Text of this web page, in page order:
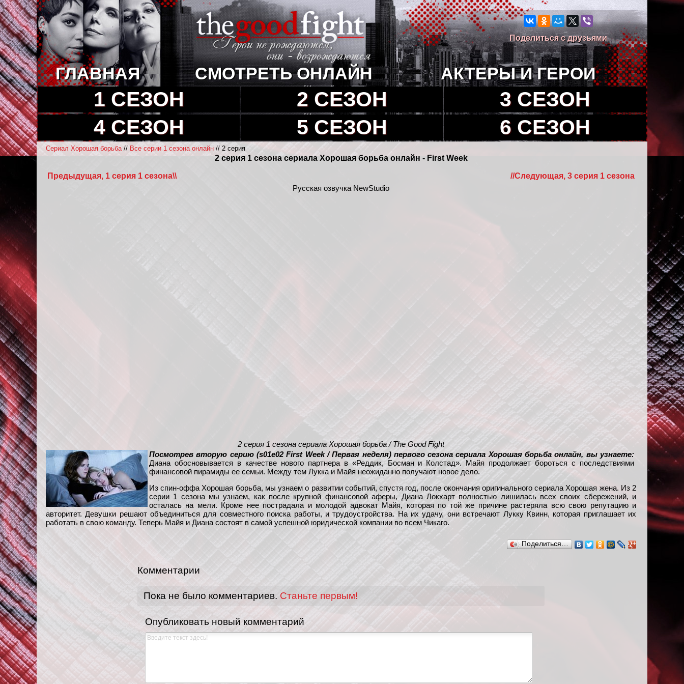
Поделиться с друзьями
ГЛАВНАЯ СМОТРЕТЬ ОНЛАЙН АКТЕРЫ И ГЕРОИ
1 СЕЗОН 2 СЕЗОН
3 СЕЗОН
4 СЕЗОН
5 СЕЗОН 6 СЕЗОН
Сериал Хорошая борьба // Все серии 1 сезона онлайн // 2 серия
2 серия 1 сезона сериала Хорошая борьба онлайн - First Week
Предыдущая, 1 серия 1 сезона\\
//Cледующая, 3 серия 1 сезона
Русская озвучка NewStudio
2 серия 1 сезона сериала Хорошая борьба / The Good Fight
Посмотрев вторую серию (s01e02 First Week / Первая неделя) первого сезона сериала Хорошая борьба онлайн, вы узнаете:
Диана обосновывается в качестве нового партнера в «Реддик, Босман и Колстад». Майя продолжает бороться с последствиями
финансовой пирамиды ее семьи. Между тем Лукка и Майя неожиданно получают новое дело.
Из спин-оффа Хорошая борьба, мы узнаем о развитии событий, спустя год, после окончания оригинального сериала Хорошая жена. Из 2
серии 1 сезона мы узнаем, как после крупной финансовой аферы, Диана Локхарт полностью лишилась всех своих сбережений, и
осталась на мели. Кроме нее пострадала и молодой адвокат Майя, которая по той же причине растеряла всю свою репутацию и
авторитет. Девушки решают объединиться для совместного поиска работы, и трудоустройства. На их удачу, они встречают Лукку Квинн, которая приглашает их
работать в свою команду. Теперь Майя и Диана состоят в самой успешной юридической компании во всем Чикаго.
Поделиться…
Комментарии
Пока не было комментариев. Станьте первым!
Опубликовать новый комментарий